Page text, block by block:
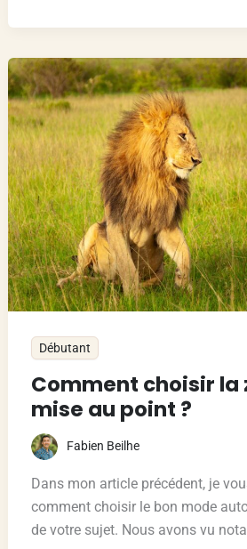
Débutant
Comment choisir la
mise au point ?
Fabien Beilhe
Dans mon article précédent, je
comment choisir le bon mode
de votre sujet. Nous avons vu